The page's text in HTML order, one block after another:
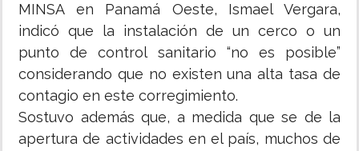
MINSA en Panamá Oeste, Ismael Vergara,
indicó que la instalación de un cerco o un
punto de control sanitario “no es posible”
considerando que no existen una alta tasa de
contagio en este corregimiento.
Sostuvo además que, a medida que se de la
apertura de actividades en el país, muchos de